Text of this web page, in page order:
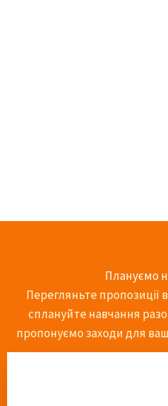
Плануємо
Перегляньте пропозиції
сплануйте навчання
пропонуємо заходи для